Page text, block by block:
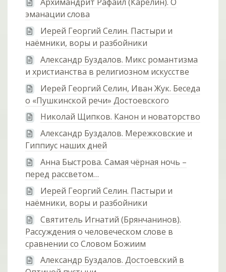
эманации слова
Иерей Георгий Селин. Пастыри и
наёмники, воры и разбойники
Александр Буздалов. Микс романтизма
и христианства в религиозном искусстве
Иерей Георгий Селин, Иван Жук. Беседа
о «Пушкинской речи» Достоевского
Николай Щипков. Канон и новаторство
Александр Буздалов. Мережковские и
Гиппиус наших дней
Анна Быстрова. Самая чёрная ночь –
перед рассветом…
Иерей Георгий Селин. Пастыри и
наёмники, воры и разбойники
Святитель Игнатий (Брянчанинов).
Рассуждения о человеческом слове в
сравнении со Словом Божиим
Александр Буздалов. Достоевский в